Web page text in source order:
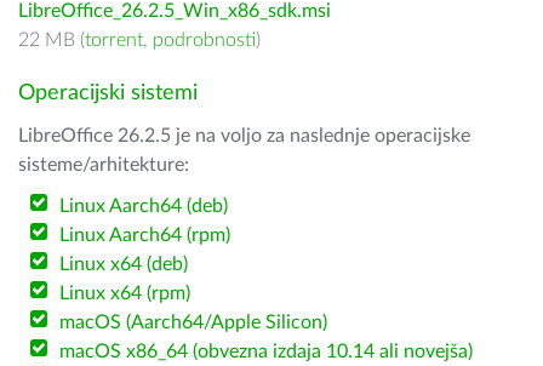
LibreOffice_26.2.5_Win_x86_sdk.msi
22 MB (torrent, podrobnosti)
Operacijski sistemi
LibreOffice 26.2.5 je na voljo za naslednje operacijske
sisteme/arhitekture:
Linux Aarch64 (deb)
Linux Aarch64 (rpm)
Linux x64 (deb)
Linux x64 (rpm)
macOS (Aarch64/Apple Silicon)
macOS x86_64 (obvezna izdaja 10.14 ali novejša)